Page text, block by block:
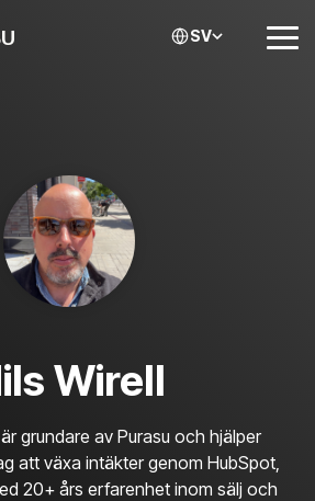
SV
Wirell
grundare av Purasu och hjälper
att växa intäkter genom HubSpot,
20+ års erfarenhet inom sälj och